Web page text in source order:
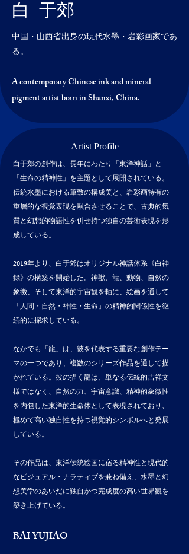
白 于郊
中国・山西省出身の現代水墨・岩彩画家であ
る。
​A contemporary Chinese ink and mineral
pigment artist born in Shanxi, China.
Artist Profile
白于郊の創作は、長年にわたり「東洋神話」と
「生命の精神性」を主題として展開されている。
伝統水墨における筆致の構成美と、岩彩画特有の
重層的な視覚表現を融合させることで、古典的気
質と幻想的物語性を併せ持つ独自の芸術表現を形
成している。
2019年より、白于郊はオリジナル神話体系《白神
録》の構築を開始した。神獣、龍、動物、自然の
象徴、そして東洋的宇宙観を軸に、絵画を通して
「人間・自然・神性・生命」の精神的関係性を継
続的に探求している。
なかでも「龍」は、彼を代表する重要な創作テー
マの一つであり、複数のシリーズ作品を通して描
かれている。彼の描く龍は、単なる伝統的吉祥文
様ではなく、自然の力、宇宙意識、精神的象徴性
を内包した東洋的生命体として表現されており、
極めて高い独自性を持つ視覚的シンボルへと発展
している。
その作品は、東洋伝統絵画に宿る精神性と現代的
なビジュアル・ナラティブを兼ね備え、水墨と幻
想美学のあいだに独自かつ完成度の高い世界観を
築き上げている。
BAI YUJIAO